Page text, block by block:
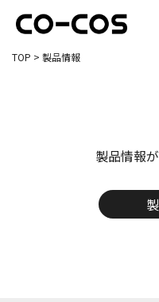
TOP > 製品情報
製品情報